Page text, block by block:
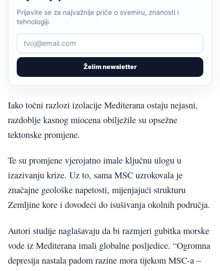
Želim newsletter
Prijavite se za najvažnije priče o svemiru, znanosti i
tehnologiji.
Iako točni razlozi izolacije Mediterana ostaju nejasni,
razdoblje kasnog miocena obilježile su opsežne
tektonske promjene.
Te su promjene vjerojatno imale ključnu ulogu u
izazivanju krize. Uz to, sama MSC uzrokovala je
značajne geološke napetosti, mijenjajući strukturu
Zemljine kore i dovodeći do isušivanja okolnih područja.
Autori studije naglašavaju da bi razmjeri gubitka morske
vode iz Mediterana imali globalne posljedice. “Ogromna
depresija nastala padom razine mora tijekom MSC-a –